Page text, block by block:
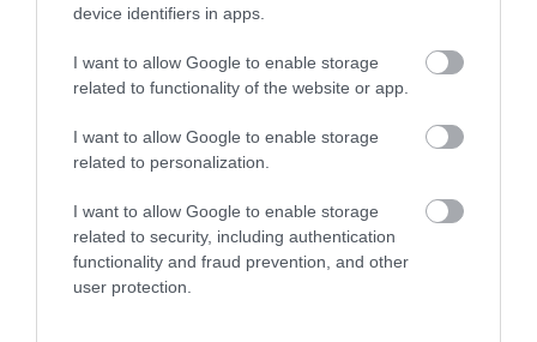
device identifiers in apps.
I want to allow Google to enable storage
related to functionality of the website or app.
I want to allow Google to enable storage
related to personalization.
I want to allow Google to enable storage
related to security, including authentication
functionality and fraud prevention, and other
user protection.
alelnökének, Gondos Istvánnak a felesége.
Farkas Zoltán az egri Városházán. Fotó:
Kömlői pénznyelő